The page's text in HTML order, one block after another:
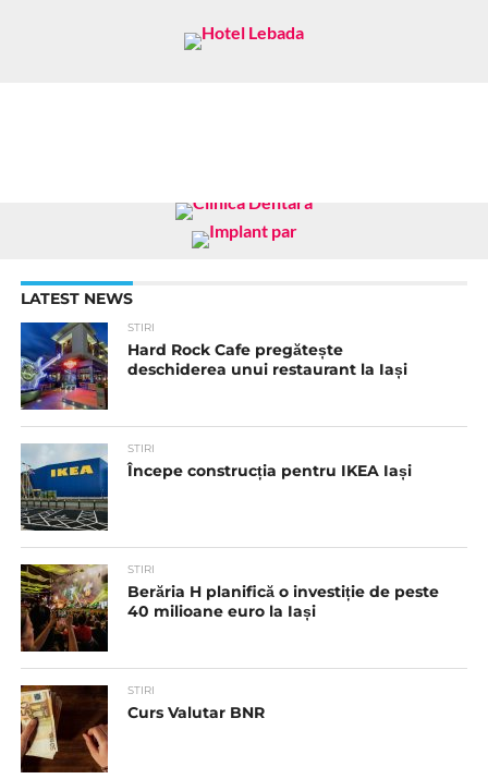
LATEST NEWS
STIRI
Hard Rock Cafe pregătește
deschiderea unui restaurant la Iași
STIRI
Începe construcția pentru IKEA Iași
STIRI
Berăria H planifică o investiție de peste
40 milioane euro la Iași
STIRI
Curs Valutar BNR